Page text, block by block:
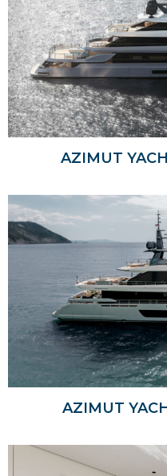
AZIMUT
AZIMUT